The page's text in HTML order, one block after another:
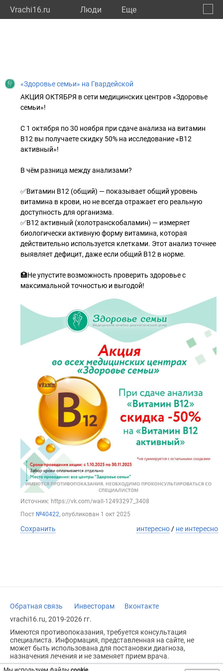
Vrachi16.ru Люди Eще
«Здоровье семьи» на Гвардейской
АКЦИЯ ОКТЯБРЯ в сети медицинских центров «Здоровье
семьи»!
С 1 октября по 30 ноября при сдаче анализа на витамин
В12 вы получаете скидку 50% на исследование «В12
активный»!
В чём разница между анализами?
✅Витамин В12 (общий) — показывает общий уровень
витамина в крови, но не всегда отражает его реальную
доступность для организма.
✅В12 активный (холотранскобаламин) — измеряет
биологически активную форму витамина, которая
действительно используется клетками. Этот анализ точнее
выявляет дефицит, даже если общий В12 в норме.
🏥Не упустите возможность проверить здоровье с
максимальной точностью и выгодой!
Источник: https://vk.com/wall-12493297_3408
Пост №40422, опубликован 1 окт 2025
Сохранить интересно / не интересно
Обратная связь Инвесторам
Вконтакте
vrachi16.ru, 2019-2026 гг.
Имеются противопоказания, требуется консультация
специалиста. Информация, представленная на сайте, не
может быть использована для постановки диагноза,
назначения лечения и не заменяет прием врача.
Возрастное ограничение: 18+